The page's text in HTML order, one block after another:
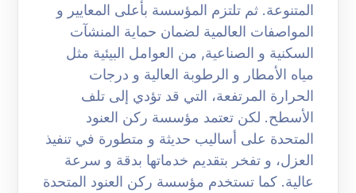
المتنوعة. ثم تلتزم المؤسسة بأعلى المعايير و
المواصفات العالمية لضمان حماية المنشآت
السكنية و الصناعية, من العوامل البيئية مثل
مياه الأمطار و الرطوبة العالية و درجات
الحرارة المرتفعة، التي قد تؤدي إلى تلف
الأسطح. لكن تعتمد مؤسسة ركن العنود
المتحدة على أساليب حديثة و متطورة في تنفيذ
العزل، و تفخر بتقديم خدماتها بدقة و سرعة
عالية. كما تستخدم مؤسسة ركن العنود المتحدة